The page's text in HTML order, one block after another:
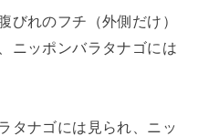
びれのフチ（外側だけ）
ニッポンバラタナゴには
タナゴには見られ、ニッ